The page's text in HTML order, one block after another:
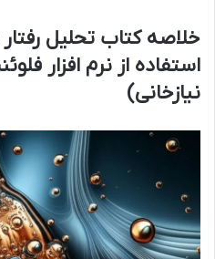
خلاصه کتاب تحلیل
استفاده از نرم افزار
نیازخانی)